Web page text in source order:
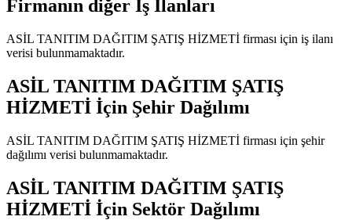
Firmanın diğer İş İlanları
ASİL TANITIM DAĞITIM ŞATIŞ HİZMETİ firması için iş ilanı
verisi bulunmamaktadır.
ASİL TANITIM DAĞITIM ŞATIŞ
HİZMETİ İçin Şehir Dağılımı
ASİL TANITIM DAĞITIM ŞATIŞ HİZMETİ firması için şehir
dağılımı verisi bulunmamaktadır.
ASİL TANITIM DAĞITIM ŞATIŞ
HİZMETİ İçin Sektör Dağılımı